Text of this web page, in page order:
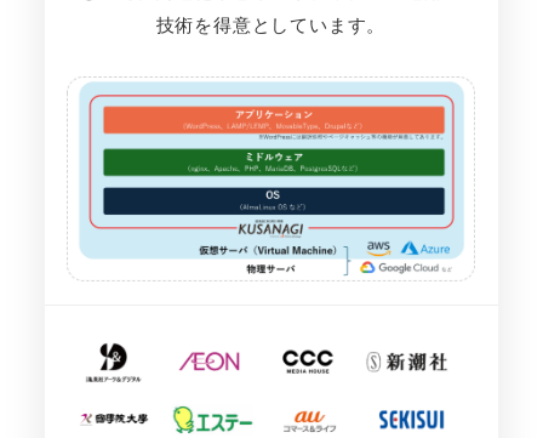
技術を得意としています。
ら
く